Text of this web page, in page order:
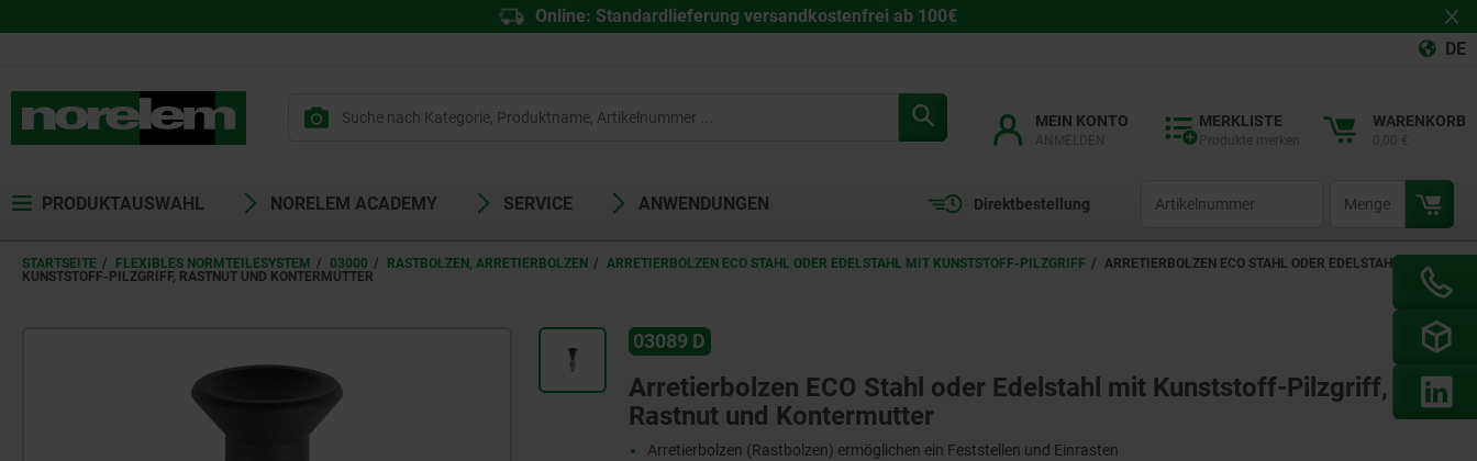
Online: Standardlieferung versandkostenfrei ab 100€
DE
MEIN KONTO MERKLISTE WARENKORB
PRODUKTAUSWAHL NORELEM ACADEMY SERVICE ANWENDUNGEN Direktbestellung
STARTSEITE FLEXIBLES NORMTEILESYSTEM 03000 RASTBOLZEN, ARRETIERBOLZEN ARRETIERBOLZEN ECO STAHL ODER EDELSTAHL MIT KUNSTSTOFF-PILZGRIFF
ARRETIERBOLZEN ECO STAHL ODER EDELSTAHL MIT
KUNSTSTOFF-PILZGRIFF, RASTNUT UND KONTERMUTTER
03089 D
Arretierbolzen ECO Stahl oder Edelstahl mit Kunststoff-Pilzgriff,
Rastnut und Kontermutter
Arretierbolzen (Rastbolzen) ermöglichen ein Feststellen und Einrasten